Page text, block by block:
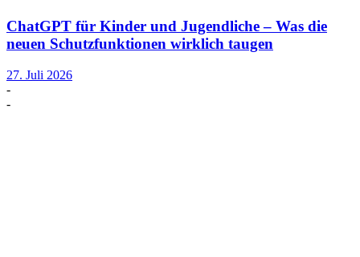
ChatGPT für Kinder und Jugendliche – Was die
neuen Schutzfunktionen wirklich taugen
27. Juli 2026
-
-